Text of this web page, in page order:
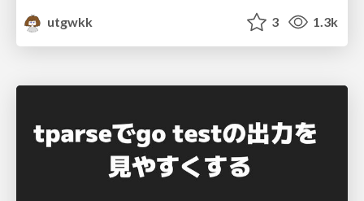
utgwkk
3 1.3k